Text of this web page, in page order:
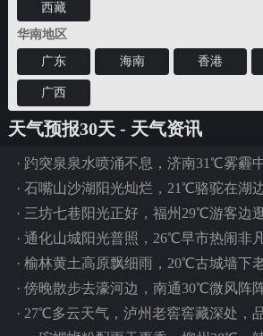
西藏
华南地区
广东
海南 香港
广西
天气预报30天 - 天气资讯
· 趵突泉泉水喷涌不息，济南31℃雾霾
· 石嘴山沙湖阳光灿烂，21℃骆驼在湖
· 三坊七巷阳光正好，福州29℃游客边
· 通化山城阳光普照，26℃早市热闹非
· 榆林黄土高原飘细雨，20℃古城墙下
· 傍晚散步去濠河边，南通30℃微风阵
· 27℃多云天气，泸州老窖窖藏深处，